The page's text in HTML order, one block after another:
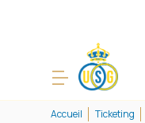
Accueil Ticketing